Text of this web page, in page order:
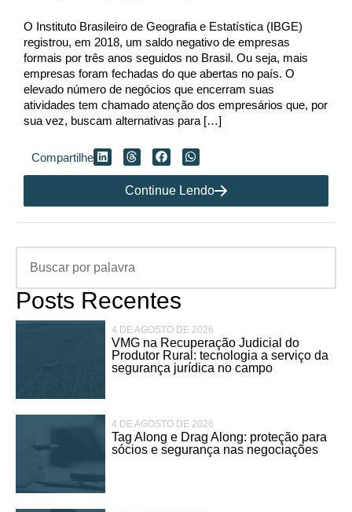
O Instituto Brasileiro de Geografia e Estatística (IBGE)
registrou, em 2018, um saldo negativo de empresas
formais por três anos seguidos no Brasil. Ou seja, mais
empresas foram fechadas do que abertas no país. O
elevado número de negócios que encerram suas
atividades tem chamado atenção dos empresários que, por
sua vez, buscam alternativas para […]
Compartilhe
Continue Lendo
Posts Recentes
4 DE AGOSTO DE 2026
VMG na Recuperação Judicial do
Produtor Rural: tecnologia a serviço da
segurança jurídica no campo
4 DE AGOSTO DE 2026
Tag Along e Drag Along: proteção para
sócios e segurança nas negociações